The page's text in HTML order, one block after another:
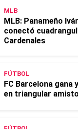
MLB
MLB: Panameño
conectó
Cardenales
FÚTBOL
FC Barcelona gana
en triangular